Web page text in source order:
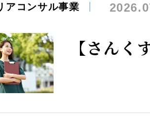
アコンサル事業
【さんく